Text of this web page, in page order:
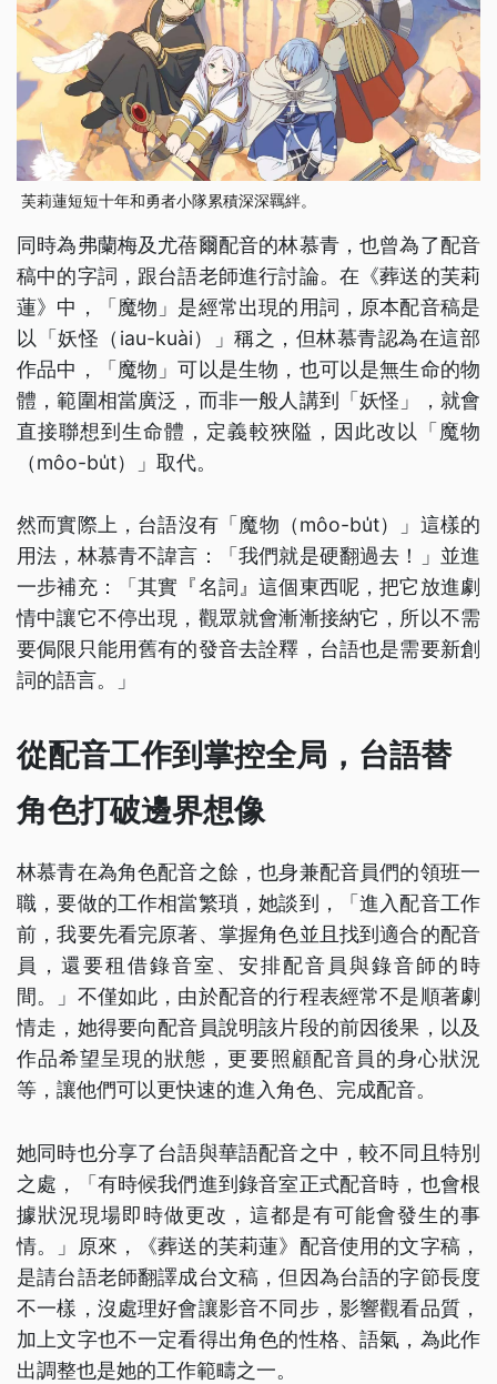
芙莉蓮短短十年和勇者小隊累積深深羈絆。
同時為弗蘭梅及尤蓓爾配音的林慕青，也曾為了配音
稿中的字詞，跟台語老師進行討論。在《葬送的芙莉
蓮》中，「魔物」是經常出現的用詞，原本配音稿是
以「妖怪（iau-kuài）」稱之，但林慕青認為在這部
作品中，「魔物」可以是生物，也可以是無生命的物
體，範圍相當廣泛，而非一般人講到「妖怪」，就會
直接聯想到生命體，定義較狹隘，因此改以「魔物
（môo-bu̍t）」取代。
然而實際上，台語沒有「魔物（môo-bu̍t）」這樣的
用法，林慕青不諱言：「我們就是硬翻過去！」並進
一步補充：「其實『名詞』這個東西呢，把它放進劇
情中讓它不停出現，觀眾就會漸漸接納它，所以不需
要侷限只能用舊有的發音去詮釋，台語也是需要新創
詞的語言。」
從配音工作到掌控全局，台語替
角色打破邊界想像
林慕青在為角色配音之餘，也身兼配音員們的領班一
職，要做的工作相當繁瑣，她談到，「進入配音工作
前，我要先看完原著、掌握角色並且找到適合的配音
員，還要租借錄音室、安排配音員與錄音師的時
間。」不僅如此，由於配音的行程表經常不是順著劇
情走，她得要向配音員說明該片段的前因後果，以及
作品希望呈現的狀態，更要照顧配音員的身心狀況
等，讓他們可以更快速的進入角色、完成配音。
她同時也分享了台語與華語配音之中，較不同且特別
之處，「有時候我們進到錄音室正式配音時，也會根
據狀況現場即時做更改，這都是有可能會發生的事
情。」原來，《葬送的芙莉蓮》配音使用的文字稿，
是請台語老師翻譯成台文稿，但因為台語的字節長度
不一樣，沒處理好會讓影音不同步，影響觀看品質，
加上文字也不一定看得出角色的性格、語氣，為此作
出調整也是她的工作範疇之一。